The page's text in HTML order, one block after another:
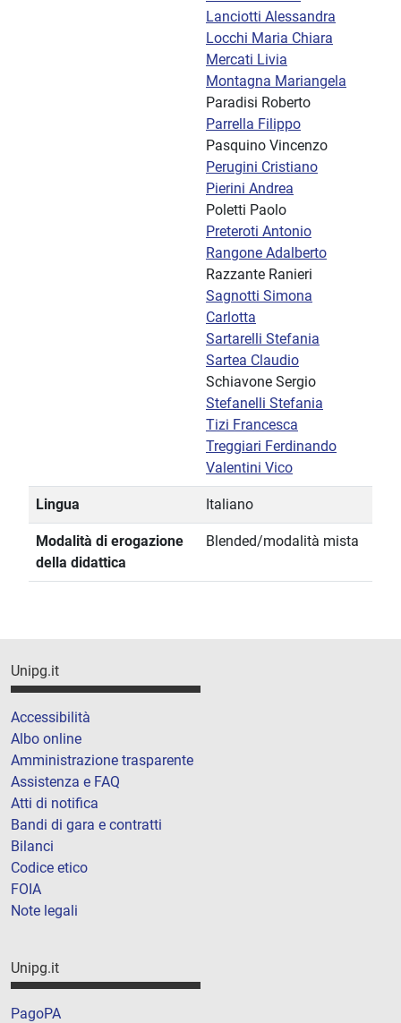
Lanciotti Alessandra
Locchi Maria Chiara
Mercati Livia
Montagna Mariangela
Paradisi Roberto
Parrella Filippo
Pasquino Vincenzo
Perugini Cristiano
Pierini Andrea
Poletti Paolo
Preteroti Antonio
Rangone Adalberto
Razzante Ranieri
Sagnotti Simona
Carlotta
Sartarelli Stefania
Sartea Claudio
Schiavone Sergio
Stefanelli Stefania
Tizi Francesca
Treggiari Ferdinando
Valentini Vico
Lingua Italiano
Modalità di erogazione
della didattica
Blended/modalità mista
Unipg.it
Accessibilità
Albo online
Amministrazione trasparente
Assistenza e FAQ
Atti di notifica
Bandi di gara e contratti
Bilanci
Codice etico
FOIA
Note legali
Unipg.it
PagoPA